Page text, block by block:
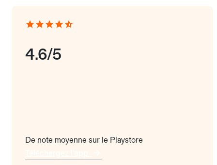
4.6/5
De note moyenne sur le Playstore